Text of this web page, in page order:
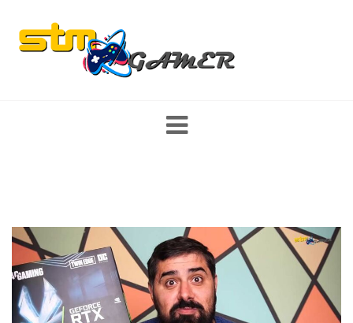
content
mobile และ PC มาแรง เกมใหม่ พร้อมแนะนำสเปคคอม อุปกรณ์เกม
มิ่ง เทคโนโลยี ที่สายเกมเมอร์ไม่ควรพลาด